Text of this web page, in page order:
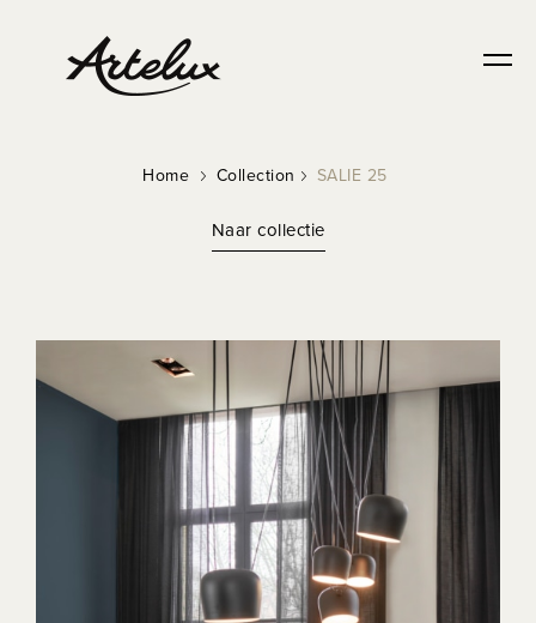
Home Collection SALIE 25
Naar collectie